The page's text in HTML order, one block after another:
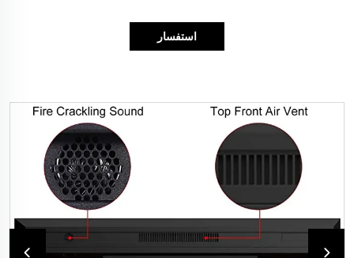
استفسار